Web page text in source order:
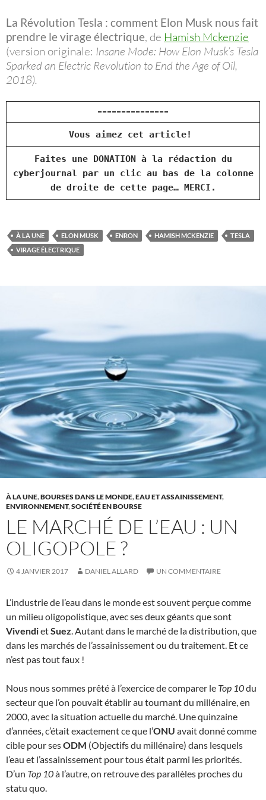
La Révolution Tesla : comment Elon Musk nous fait
prendre le virage électrique, de Hamish Mckenzie
(version originale: Insane Mode: How Elon Musk’s Tesla
Sparked an Electric Revolution to End the Age of Oil,
2018).
===============
Vous aimez cet article!
Faites une DONATION à la rédaction du
cyberjournal par un clic au bas de la colonne
de droite de cette page… MERCI.
À LA UNE ELON MUSK ENRON HAMISH MCKENZIE
TESLA
VIRAGE ÉLECTRIQUE
À LA UNE,BOURSES DANS LE MONDE,EAU ET ASSAINISSEMENT,
ENVIRONNEMENT,SOCIÉTÉ EN BOURSE
LE MARCHÉ DE L’EAU : UN
OLIGOPOLE ?
4 JANVIER 2017 DANIEL ALLARD UN COMMENTAIRE
L’industrie de l’eau dans le monde est souvent perçue comme
un milieu oligopolistique, avec ses deux géants que sont
VivendietSuez . Autant dans le marché de la distribution, que
dans les marchés de l’assainissement ou du traitement. Et ce
n’est pas tout faux !
Nous nous sommes prêté à l’exercice de comparer le Top 10du
secteur que l’on pouvait établir au tournant du millénaire, en
2000, avec la situation actuelle du marché. Une quinzaine
d’années, c’était exactement ce que l’ONU avait donné comme
cible pour sesODM (Objectifs du millénaire) dans lesquels
l’eau et l’assainissement pour tous était parmi les priorités.
D’un Top 10à l’autre, on retrouve des parallèles proches du
statu quo.